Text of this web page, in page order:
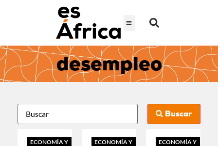
desempleo
Buscar
ECONOMÍA Y
ECONOMÍA Y
ECONOMÍA Y